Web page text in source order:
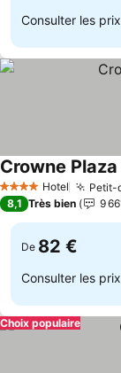
Consulter les
4 Étoiles Hotel Petit-
Crowne
8,1 Très bien 9
De 82 €
Consulter les
Choix populaire